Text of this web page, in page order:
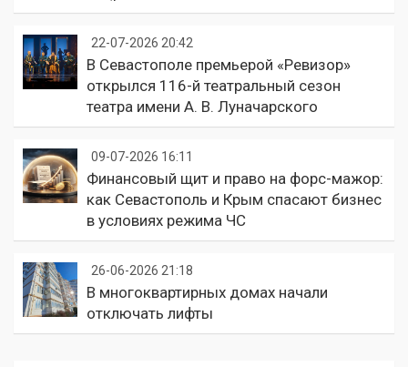
22-07-2026 20:42
В Севастополе премьерой «Ревизор»
открылся 116-й театральный сезон
театра имени А. В. Луначарского
09-07-2026 16:11
Финансовый щит и право на форс-мажор:
как Севастополь и Крым спасают бизнес
в условиях режима ЧС
26-06-2026 21:18
В многоквартирных домах начали
отключать лифты